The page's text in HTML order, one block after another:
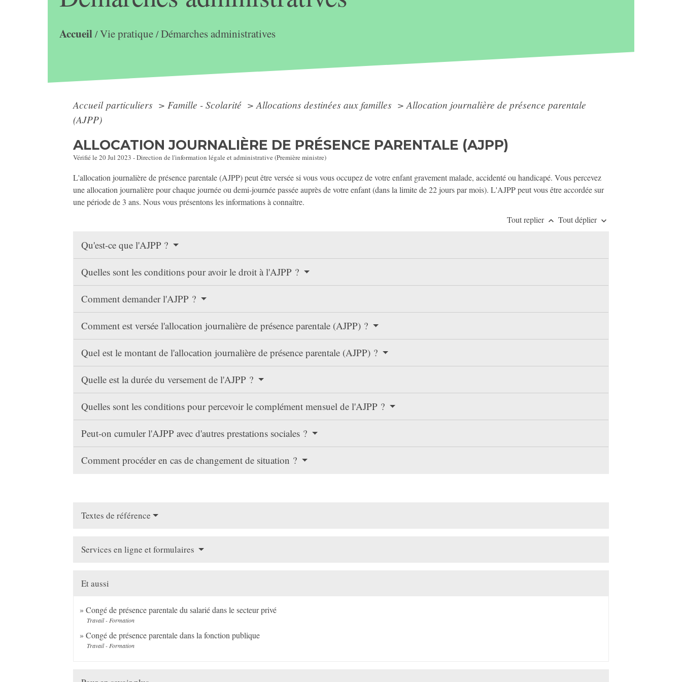
Accueil/Vie pratique/Démarches administratives
Accueil particuliers > Famille - Scolarité > Allocations destinées aux familles > Allocation journalière de présence parentale
(AJPP)
ALLOCATION JOURNALIÈRE DE PRÉSENCE PARENTALE (AJPP)
Vérifié le 20 Jul 2023 - Direction de l'information légale et administrative (Première ministre)
L'allocation journalière de présence parentale (AJPP) peut être versée si vous vous occupez de votre enfant gravement malade, accidenté ou handicapé. Vous percevez
une allocation journalière pour chaque journée ou demi-journée passée auprès de votre enfant (dans la limite de 22 jours par mois). L'AJPP peut vous être accordée sur
une période de 3 ans. Nous vous présentons les informations à connaître.
Tout replier keyboard_arrow_up Tout déplier keyboard_arrow_down
Qu'est-ce que l'AJPP ?
Quelles sont les conditions pour avoir le droit à l'AJPP ?
Comment demander l'AJPP ?
Comment est versée l'allocation journalière de présence parentale (AJPP) ?
Quel est le montant de l'allocation journalière de présence parentale (AJPP) ?
Quelle est la durée du versement de l'AJPP ?
Quelles sont les conditions pour percevoir le complément mensuel de l'AJPP ?
Peut-on cumuler l'AJPP avec d'autres prestations sociales ?
Comment procéder en cas de changement de situation ?
Textes de référence
Services en ligne et formulaires
Et aussi
Congé de présence parentale du salarié dans le secteur privé
Travail - Formation
Congé de présence parentale dans la fonction publique
Travail - Formation